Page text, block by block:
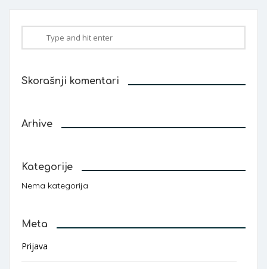
Skorašnji komentari
Arhive
Kategorije
Nema kategorija
Meta
Prijava